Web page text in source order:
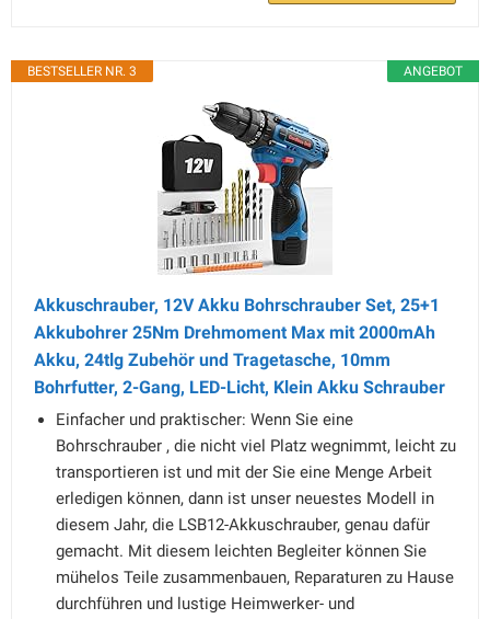
ANGEBOT
BESTSELLER NR. 3
Akkuschrauber, 12V Akku Bohrschrauber Set, 25+1
Akkubohrer 25Nm Drehmoment Max mit 2000mAh
Akku, 24tlg Zubehör und Tragetasche, 10mm
Bohrfutter, 2-Gang, LED-Licht, Klein Akku Schrauber
Einfacher und praktischer: Wenn Sie eine
Bohrschrauber , die nicht viel Platz wegnimmt, leicht zu
transportieren ist und mit der Sie eine Menge Arbeit
erledigen können, dann ist unser neuestes Modell in
diesem Jahr, die LSB12-Akkuschrauber, genau dafür
gemacht. Mit diesem leichten Begleiter können Sie
mühelos Teile zusammenbauen, Reparaturen zu Hause
durchführen und lustige Heimwerker- und